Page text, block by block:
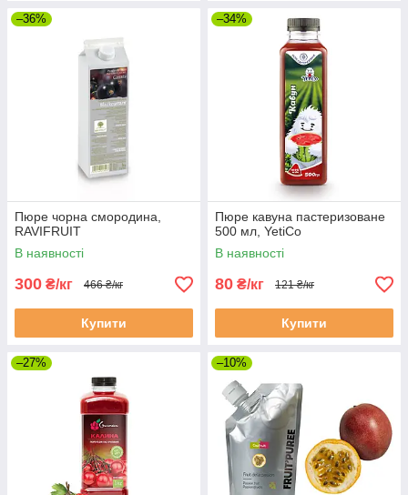
–36%
Пюре чорна смородина,
RAVIFRUIT
В наявності
300 ₴/кг 466 ₴/кг
Купити
–34%
Пюре кавуна пастеризоване
500 мл, YetiCo
В наявності
80 ₴/кг 121 ₴/кг
Купити
–27% –10%